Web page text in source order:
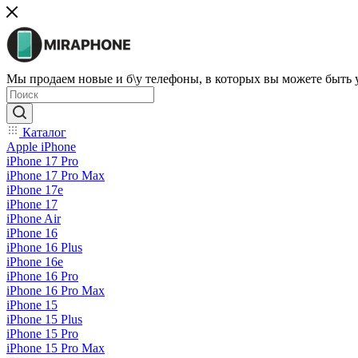
Мы продаем новые и б\у телефоны, в которых вы можете быть
Каталог
Apple iPhone
iPhone 17 Pro
iPhone 17 Pro Max
iPhone 17e
iPhone 17
iPhone Air
iPhone 16
iPhone 16 Plus
iPhone 16e
iPhone 16 Pro
iPhone 16 Pro Max
iPhone 15
iPhone 15 Plus
iPhone 15 Pro
iPhone 15 Pro Max